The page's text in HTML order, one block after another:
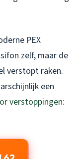
PEX
zelf, maar de
verstopt raken.
een
verstoppingen: